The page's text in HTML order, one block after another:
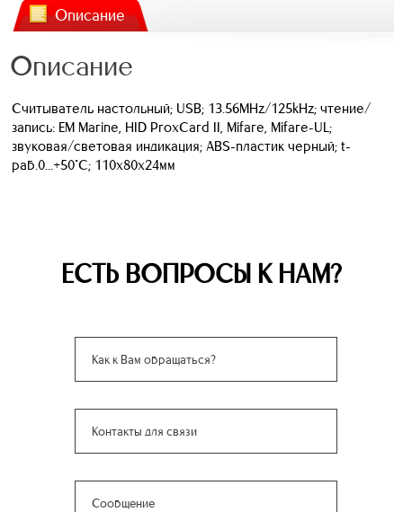
Описание
Описание
Считыватель настольный; USB; 13.56MHz/125kHz; чтение/
запись: EM Marine, HID ProxCard II, Mifare, Mifare-UL;
звуковая/световая индикация; ABS-пластик черный; t-
раб.0...+50°С; 110х80х24мм
ЕСТЬ ВОПРОСЫ К НАМ?